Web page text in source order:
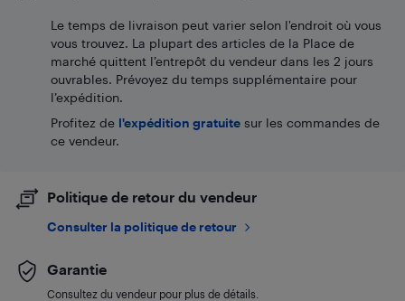
Le temps de livraison peut varier selon l'endroit où vous
vous trouvez. La plupart des articles de la Place de
marché quittent l’entrepôt du vendeur dans les 2 jours
ouvrables. Prévoyez du temps supplémentaire pour
l’expédition.
Profitez de l'expédition gratuite sur les commandes de
ce vendeur.
Politique de retour du vendeur
Consulter la politique de retour
Garantie
Consultez du vendeur pour plus de détails.